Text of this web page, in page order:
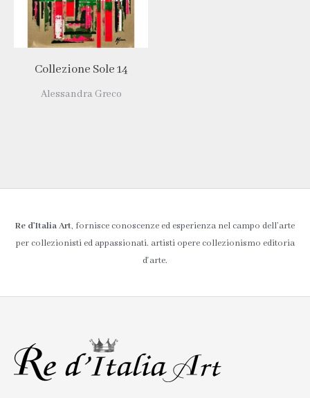
Collezione Sole 14
Alessandra Greco
Re d’Italia Art, fornisce conoscenze ed esperienza nel campo dell’arte
per collezionisti ed appassionati. artisti opere collezionismo editoria
d'arte.